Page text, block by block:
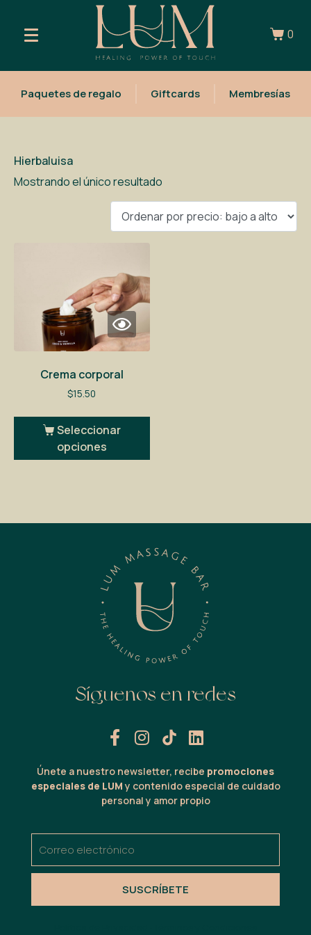
0
Paquetes de regalo Giftcards Membresías
Hierbaluisa
Mostrando el único resultado
Crema corporal
$15.50
Seleccionar
opciones
Síguenos en redes
Únete a nuestro newsletter, recibe promociones
especiales de LUM y contenido especial de cuidado
personal y amor propio
SUSCRÍBETE